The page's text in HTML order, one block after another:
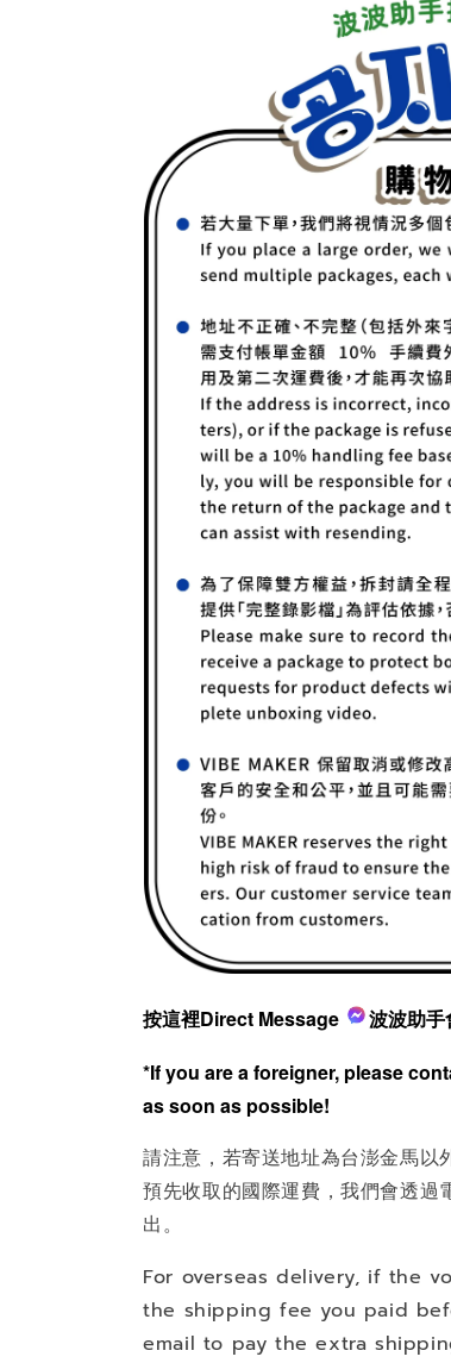
按這裡Direct Message
波波助
*If you are a foreigner, please
as soon as possible!
請注意，若寄送地址為台澎金馬以
預先收取的國際運費，我們會透過
出。
For overseas delivery, if the
the shipping fee you paid
email to pay the extra